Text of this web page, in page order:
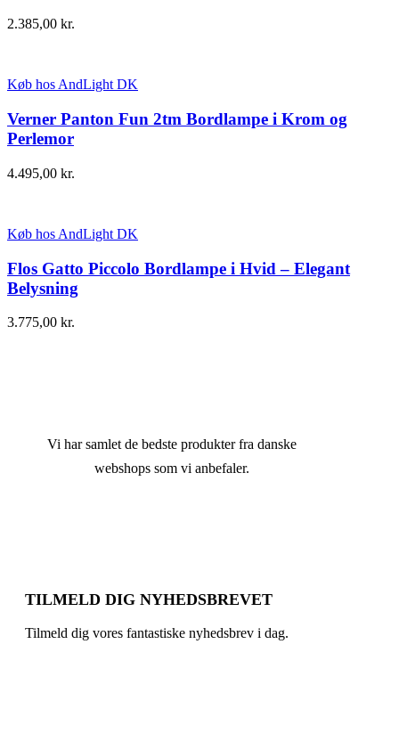
2.385,00 kr.
Køb hos AndLight DK
Verner Panton Fun 2tm Bordlampe i Krom og
Perlemor
4.495,00 kr.
Køb hos AndLight DK
Flos Gatto Piccolo Bordlampe i Hvid – Elegant
Belysning
3.775,00 kr.
Vi har samlet de bedste produkter fra danske
webshops som vi anbefaler.
TILMELD DIG NYHEDSBREVET
Tilmeld dig vores fantastiske nyhedsbrev i dag.